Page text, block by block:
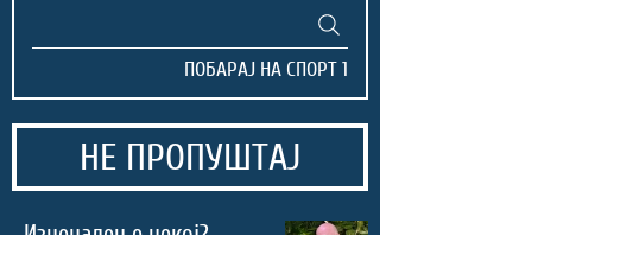
НЕ ПРОПУШТАЈ
Изненаден е некој?